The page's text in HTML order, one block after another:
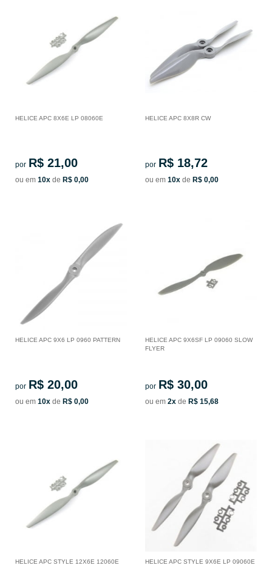
HELICE APC 8X6E LP 08060E
por R$ 21,00
ou em 10x de R$ 0,00
HELICE APC 8X8R CW
por R$ 18,72
ou em 10x de R$ 0,00
HELICE APC 9X6 LP 0960 PATTERN
por R$ 20,00
ou em 10x de R$ 0,00
HELICE APC 9X6SF LP 09060 SLOW
FLYER
por R$ 30,00
ou em 2x de R$ 15,68
HELICE APC STYLE 12X6E 12060E HELICE APC STYLE 9X6E LP 09060E